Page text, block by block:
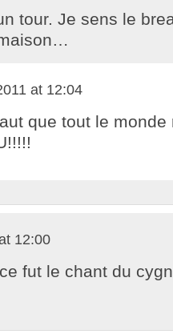
tour. Je sens le
at 12:04
que tout le monde
12:00
fut le chant du